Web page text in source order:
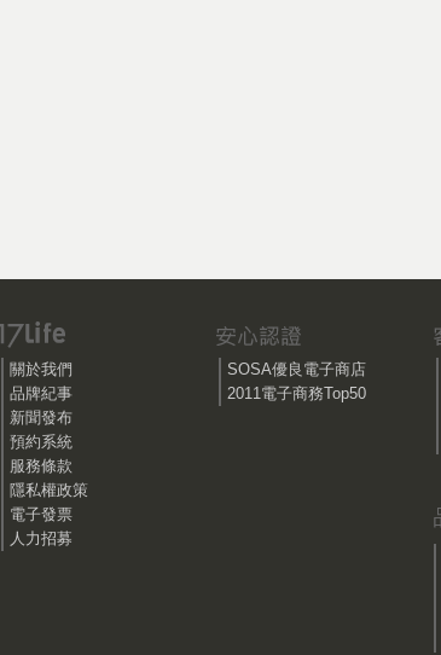
關於我們
品牌紀事
新聞發布
預約系統
服務條款
隱私權政策
電子發票
人力招募
SOSA優良電子商店
2011電子商務Top50